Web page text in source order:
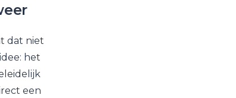
dat niet
het
een